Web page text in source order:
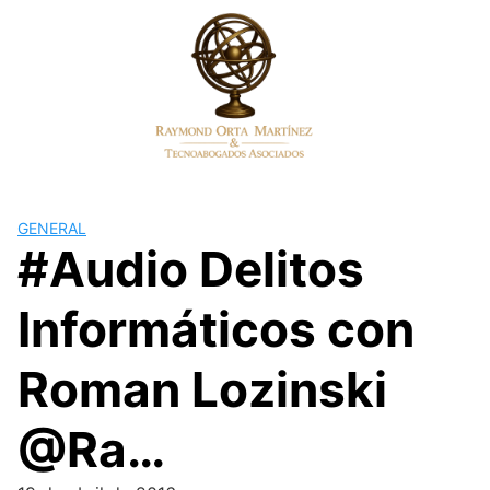
GENERAL
#Audio Delitos
Informáticos con
Roman Lozinski
@Ra…